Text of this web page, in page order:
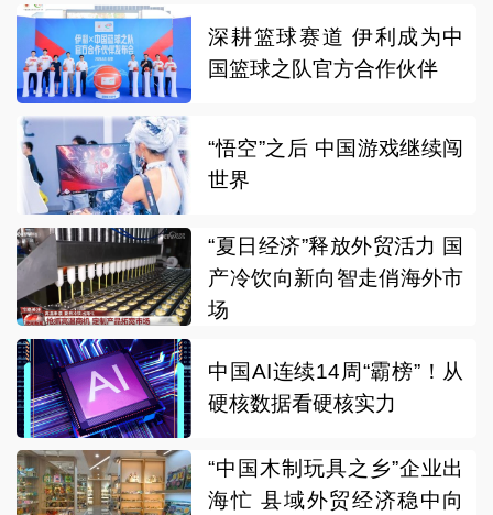
深耕篮球赛道 伊利成为中
国篮球之队官方合作伙伴
“悟空”之后 中国游戏继续闯
世界
“夏日经济”释放外贸活力 国
产冷饮向新向智走俏海外市
场
中国AI连续14周“霸榜”！从
硬核数据看硬核实力
“中国木制玩具之乡”企业出
海忙 县域外贸经济稳中向